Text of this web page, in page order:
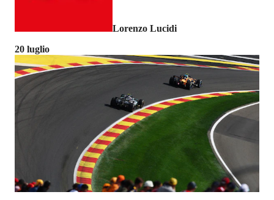
Lorenzo Lucidi
20 luglio